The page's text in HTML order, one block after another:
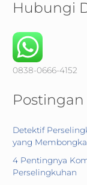
c
h
f
r
Hubungi
0838-0666-4152
Postingan
Detektif
yang
4 Pentingnya
Perselingkuhan